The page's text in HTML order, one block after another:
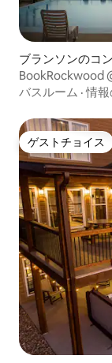
ブランソンのコ
BookRockwood
バスルーム ·情報
ゲストチョイス
ゲストチョイス